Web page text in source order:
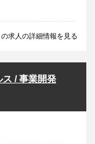
の求人の詳細情報を見る
ス / 事業開発